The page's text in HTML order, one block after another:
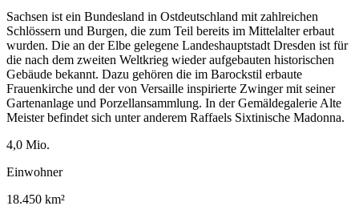
Sachsen ist ein Bundesland in Ostdeutschland mit zahlreichen
Schlössern und Burgen, die zum Teil bereits im Mittelalter erbaut
wurden. Die an der Elbe gelegene Landeshauptstadt Dresden ist für
die nach dem zweiten Weltkrieg wieder aufgebauten historischen
Gebäude bekannt. Dazu gehören die im Barockstil erbaute
Frauenkirche und der von Versaille inspirierte Zwinger mit seiner
Gartenanlage und Porzellansammlung. In der Gemäldegalerie Alte
Meister befindet sich unter anderem Raffaels Sixtinische Madonna.
4,0 Mio.
Einwohner
18.450 km²